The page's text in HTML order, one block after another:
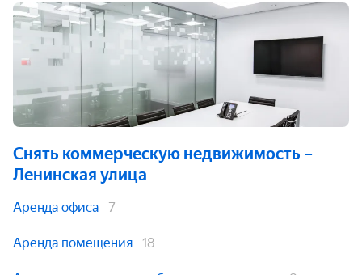
Снять коммерческую недвижимость –
Ленинская улица
Аренда офиса 7
Аренда помещения 18